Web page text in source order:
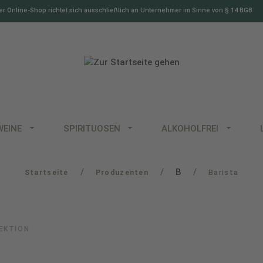
Online-Shop richtet sich ausschließlich an Unternehmer im Sinne von § 14 BGB
SPIRITUOSEN ALKOHOLFREI
Startseite / Produzenten / B / Barista